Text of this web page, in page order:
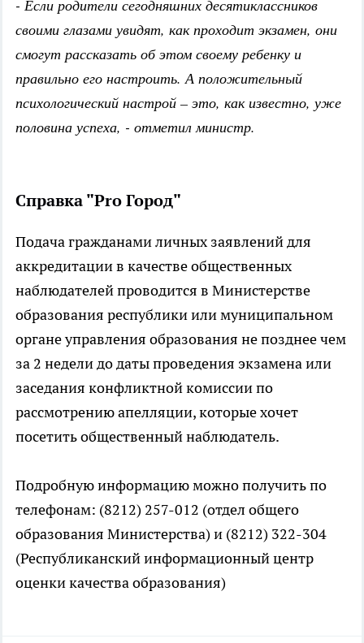
- Если родители сегодняшних десятиклассников
своими глазами увидят, как проходит экзамен, они
смогут рассказать об этом своему ребенку и
правильно его настроить. А положительный
психологический настрой – это, как известно, уже
половина успеха, - отметил министр.
Справка "Pro Город"
Подача гражданами личных заявлений для
аккредитации в качестве общественных
наблюдателей проводится в Министерстве
образования республики или муниципальном
органе управления образования не позднее чем
за 2 недели до даты проведения экзамена или
заседания конфликтной комиссии по
рассмотрению апелляции, которые хочет
посетить общественный наблюдатель.
Подробную информацию можно получить по
телефонам: (8212) 257-012 (отдел общего
образования Министерства) и (8212) 322-304
(Республиканский информационный центр
оценки качества образования)